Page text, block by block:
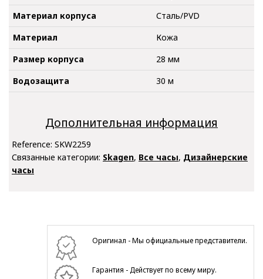
Материал корпуса
Сталь/PVD
Материал
Кожа
Размер корпуса
28 мм
Водозащита
30 м
Дополнительная информация
Reference: SKW2259
Связанные категории: Skagen, Все часы, Дизайнерские
часы
Оригинал - Мы официальные представители.
Гарантия - Действует по всему миру.